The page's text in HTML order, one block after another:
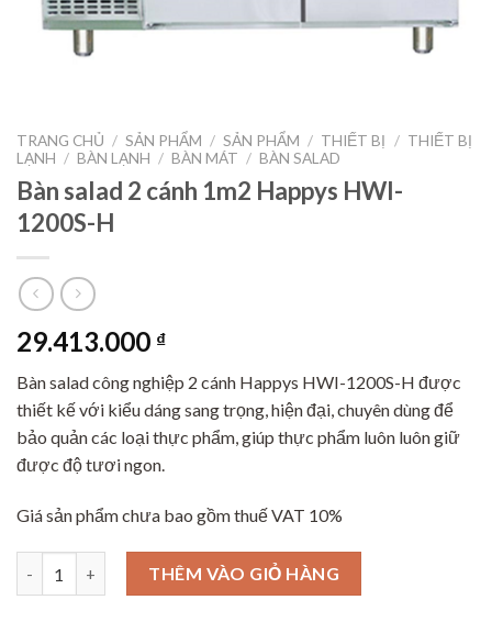
TRANG CHỦ / SẢN PHẨM / SẢN PHẨM / THIẾT BỊ / THIẾT BỊ
LẠNH / BÀN LẠNH / BÀN MÁT / BÀN SALAD
Bàn salad 2 cánh 1m2 Happys HWI-
1200S-H
29.413.000 ₫
Bàn salad công nghiệp 2 cánh Happys HWI-1200S-H được
thiết kế với kiểu dáng sang trọng, hiện đại, chuyên dùng để
bảo quản các loại thực phẩm, giúp thực phẩm luôn luôn giữ
được độ tươi ngon.
Giá sản phẩm chưa bao gồm thuế VAT 10%
Bàn salad 2 cánh 1m2 Happys HWI-1200S-H số lượng
THÊM VÀO GIỎ HÀNG